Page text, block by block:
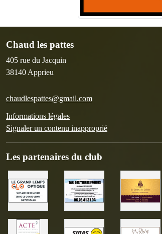
Chaud les pattes
405 rue du Jacquin
38140 Apprieu
chaudlespattes@gmail.com
Informations légales
Signaler un contenu inapproprié
Les partenaires du club